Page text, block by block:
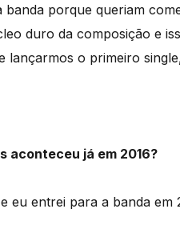
porque queriam
duro da composição e
lançarmos o primeiro
aconteceu já em 2016?
eu entrei para a banda em